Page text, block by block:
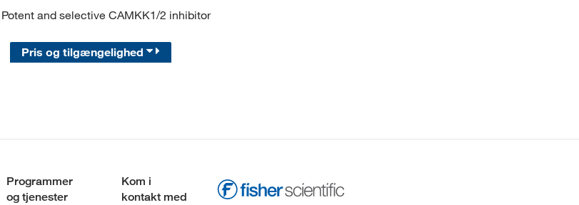
Potent and selective CAMKK1/2 inhibitor
Pris og tilgængelighed
Programmer
og tjenester
Kom i
kontakt med